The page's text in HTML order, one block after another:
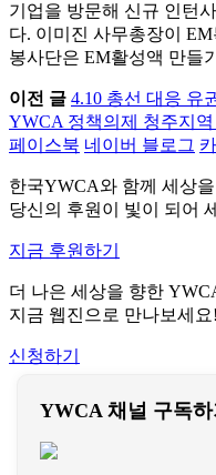
기업을 방문해 신규 인턴
다. 이미진 사무총장이
봉사단은 EM활성액 만들
이전 글 4.10 총선 대응 유
YWCA 정책의제 청주지
페이스북 네이버 블로그
한국YWCA와 함께 세상
당신의 후원이 빛이 되어
지금 후원하기
더 나은 세상을 향한
지금 웹진으로 만나보세요!
신청하기
이용약관
개인정보처리방침
문의하기
YWCA 채널 구독하